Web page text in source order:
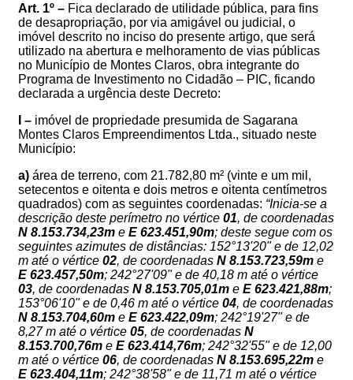
Art. 1º – Fica declarado de utilidade pública, para fins
de desapropriação, por via amigável ou judicial, o
imóvel descrito no inciso do presente artigo, que será
utilizado na abertura e melhoramento de vias públicas
no Município de Montes Claros, obra integrante do
Programa de Investimento no Cidadão – PIC, ficando
declarada a urgência deste Decreto:
I – imóvel de propriedade presumida de Sagarana
Montes Claros Empreendimentos Ltda., situado neste
Município:
a) área de terreno, com 21.782,80 m² (vinte e um mil,
setecentos e oitenta e dois metros e oitenta centímetros
quadrados) com as seguintes coordenadas: “Inicia-se a
descrição deste perímetro no vértice 01, de coordenadas
N 8.153.734,23m e E 623.451,90m; deste segue com os
seguintes azimutes de distâncias: 152°13'20" e de 12,02
m até o vértice 02, de coordenadas N 8.153.723,59m e
E 623.457,50m; 242°27'09" e de 40,18 m até o vértice
03, de coordenadas N 8.153.705,01m e E 623.421,88m;
153°06'10" e de 0,46 m até o vértice 04, de coordenadas
N 8.153.704,60m e E 623.422,09m; 242°19'27" e de
8,27 m até o vértice 05, de coordenadas N
8.153.700,76m e E 623.414,76m; 242°32'55" e de 12,00
m até o vértice 06, de coordenadas N 8.153.695,22m e
E 623.404,11m; 242°38'58" e de 11,71 m até o vértice